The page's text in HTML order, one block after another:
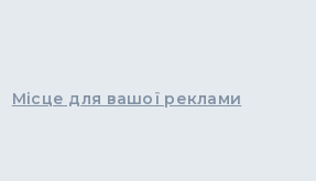
Місце для вашої реклами